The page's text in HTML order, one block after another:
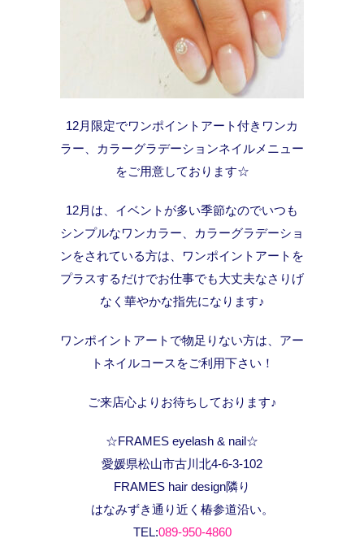
12月限定でワンポイントアート付きワンカ
ラー、カラーグラデーションネイルメニュー
をご用意しております☆
12月は、イベントが多い季節なのでいつも
シンプルなワンカラー、カラーグラデーショ
ンをされている方は、ワンポイントアートを
プラスするだけでお仕事でも大丈夫なさりげ
なく華やかな指先になります♪
ワンポイントアートで物足りない方は、アー
トネイルコースをご利用下さい！
ご来店心よりお待ちしております♪
☆FRAMES eyelash & nail☆
愛媛県松山市古川北4-6-3-102
FRAMES hair design隣り
はなみずき通り近く椿参道沿い。
TEL:089-950-4860